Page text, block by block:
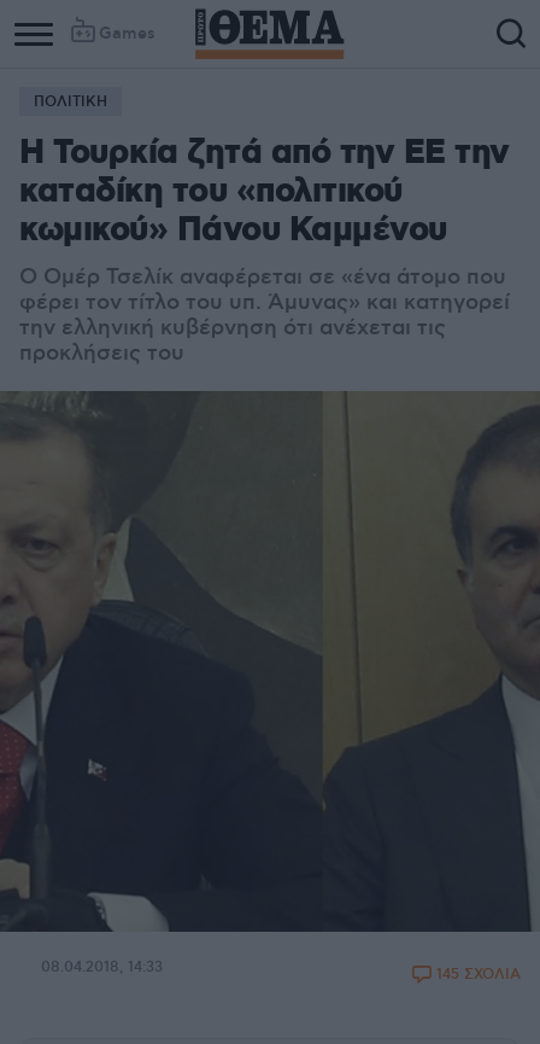
Games
ΠΟΛΙΤΙΚΗ
Η Τουρκία ζητά από την ΕΕ την
καταδίκη του «πολιτικού
κωμικού» Πάνου Καμμένου
Ο Ομέρ Τσελίκ αναφέρεται σε «ένα άτομο που
φέρει τον τίτλο του υπ. Άμυνας» και κατηγορεί
την ελληνική κυβέρνηση ότι ανέχεται τις
προκλήσεις του
08.04.2018, 14:33 145 ΣΧΟΛΙΑ